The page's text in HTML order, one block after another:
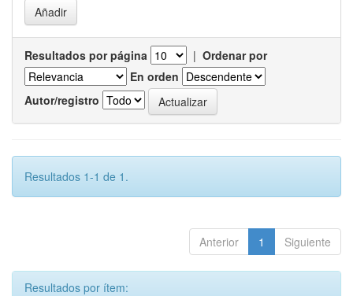
Resultados por página | Ordenar por
En orden
Autor/registro
Resultados 1-1 de 1.
Anterior 1 Siguiente
Resultados por ítem: